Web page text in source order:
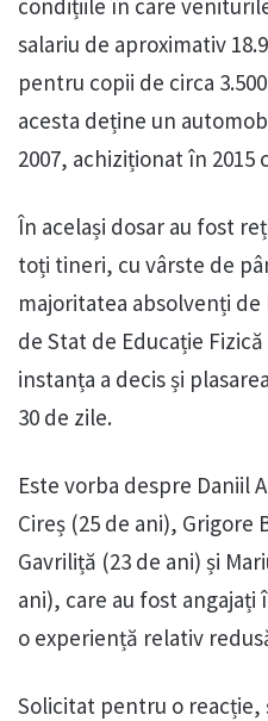
condițiile în care
salariu de aproximativ
pentru copii de circa
acesta deține un
2007, achiziționat în 2015
În același dosar au fost
toți tineri, cu vârste de
majoritatea absolvenți
de Stat de Educație
instanța a decis și
30 de zile.
Este vorba despre Daniil
Cireș (25 de ani), Grigore
Gavriliță (23 de ani) și
ani), care au fost angajați
o experiență relativ
Solicitat pentru o